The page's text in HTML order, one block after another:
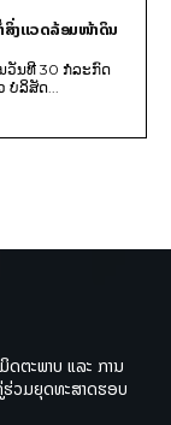
ງແວດລ້ອມໜ້າດິນ
ວັນທີ 30 ກໍລະກົດ
ບໍລິສັດ...
ຕະພາບ ແລະ ການ
ວມຍຸດທະສາດຮອບ